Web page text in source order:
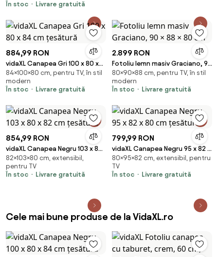
În stoc
Livrare gratuită
884,99 RON
vidaXL Canapea Gri 100 x 80 x
84 cm țesătură
84×100×80 cm, pentru TV, în stil
modern
În stoc
Livrare gratuită
2.899 RON
Fotoliu lemn masiv Graciano, 90
× 88 × 80 cm
80×90×88 cm, pentru TV, în stil
modern
În stoc
Livrare gratuită
854,99 RON
vidaXL Canapea Negru 103 x 80
x 82 cm țesătură
82×103×80 cm, extensibil,
pentru TV
În stoc
Livrare gratuită
799,99 RON
vidaXL Canapea Negru 95 x 82 x
80 cm țesătură
80×95×82 cm, extensibil, pentru
TV
În stoc
Livrare gratuită
Cele mai bune produse de la VidaXL.ro